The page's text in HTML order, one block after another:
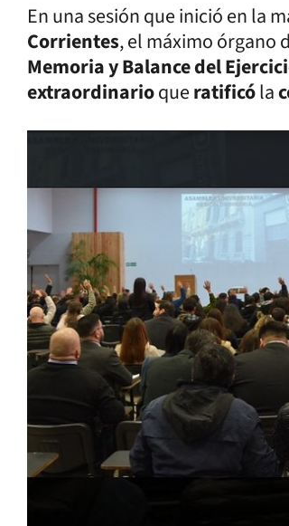
En una sesión que inició en la
Corrientes, el máximo órgano
Memoria y Balance del
extraordinarioqueratificóla